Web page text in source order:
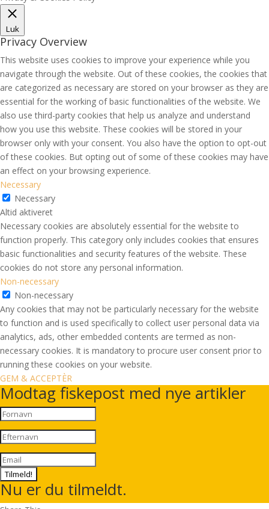
Luk
Privacy Overview
This website uses cookies to improve your experience while you
navigate through the website. Out of these cookies, the cookies that
are categorized as necessary are stored on your browser as they are
essential for the working of basic functionalities of the website. We
also use third-party cookies that help us analyze and understand
how you use this website. These cookies will be stored in your
browser only with your consent. You also have the option to opt-out
of these cookies. But opting out of some of these cookies may have
an effect on your browsing experience.
Necessary
Necessary
Altid aktiveret
Necessary cookies are absolutely essential for the website to
function properly. This category only includes cookies that ensures
basic functionalities and security features of the website. These
cookies do not store any personal information.
Non-necessary
Non-necessary
Any cookies that may not be particularly necessary for the website
to function and is used specifically to collect user personal data via
analytics, ads, other embedded contents are termed as non-
necessary cookies. It is mandatory to procure user consent prior to
running these cookies on your website.
GEM & ACCEPTÈR
Modtag fiskepost med nye artikler
Tilmeld!
Nu er du tilmeldt.